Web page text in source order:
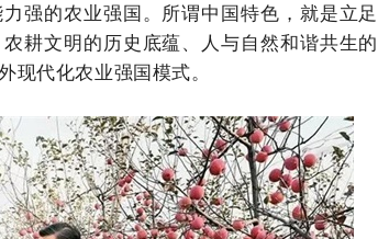
强的农业强国。所谓中国特色，就是立足
耕文明的历史底蕴、人与自然和谐共生的
现代化农业强国模式。